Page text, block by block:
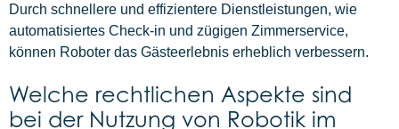
Durch schnellere und effizientere Dienstleistungen, wie
automatisiertes Check-in und zügigen Zimmerservice,
können Roboter das Gästeerlebnis erheblich verbessern.
Welche rechtlichen Aspekte sind
bei der Nutzung von Robotik im